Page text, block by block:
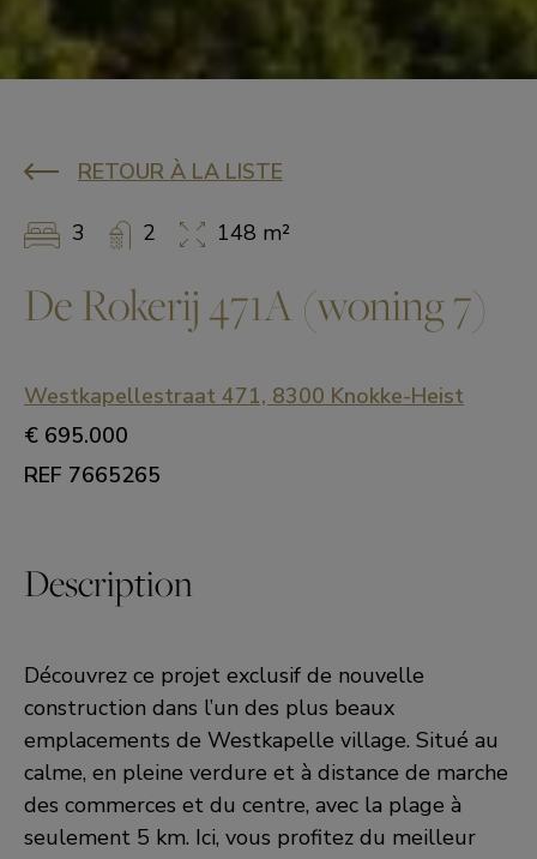
RETOUR À LA LISTE
3 2 148 m²
De Rokerij 471A (woning 7)
Westkapellestraat 471, 8300 Knokke-Heist
€ 695.000
REF 7665265
Description
Découvrez ce projet exclusif de nouvelle
construction dans l’un des plus beaux
emplacements de Westkapelle village. Situé au
calme, en pleine verdure et à distance de marche
des commerces et du centre, avec la plage à
seulement 5 km. Ici, vous profitez du meilleur